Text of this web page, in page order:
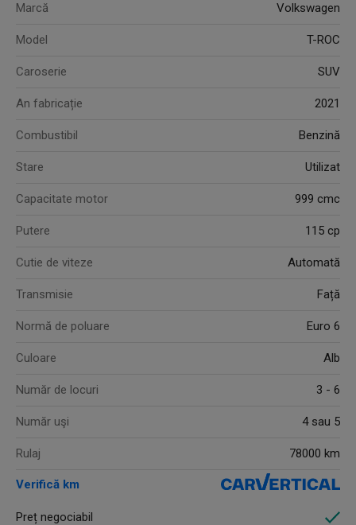
Marcă Volkswagen
Model T-ROC
Caroserie SUV
An fabricație 2021
Combustibil Benzină
Stare Utilizat
Capacitate motor 999 cmc
Putere 115 cp
Cutie de viteze Automată
Transmisie Față
Normă de poluare Euro 6
Culoare Alb
Număr de locuri 3 - 6
Număr uşi 4 sau 5
Rulaj 78000 km
Verifică km
Preț negociabil